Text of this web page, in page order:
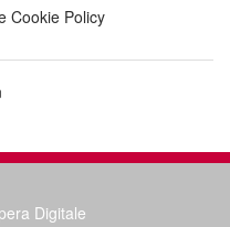
Cookie Policy
Digitale